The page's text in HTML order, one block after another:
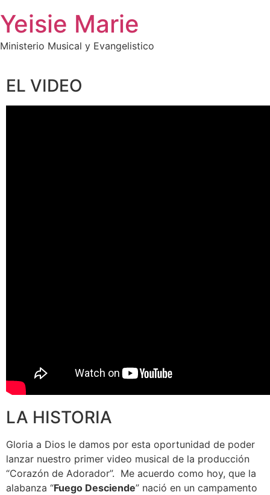
to
content
Yeisie Marie
Ministerio Musical y Evangelistico
EL VIDEO
LA HISTORIA
Gloria a Dios le damos por esta oportunidad de poder
lanzar nuestro primer video musical de la producción
“Corazón de Adorador”. Me acuerdo como hoy, que la
alabanza “Fuego Desciende” nació en un campamento